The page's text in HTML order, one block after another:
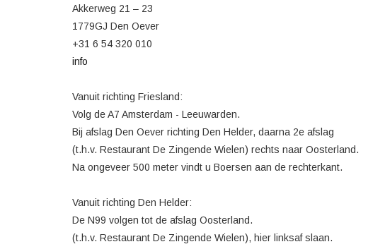
Akkerweg 21 – 23
1779GJ Den Oever
+31 6 54 320 010
info
Vanuit richting Friesland:
Volg de A7 Amsterdam - Leeuwarden.
Bij afslag Den Oever richting Den Helder, daarna 2e afslag
(t.h.v. Restaurant De Zingende Wielen) rechts naar Oosterland.
Na ongeveer 500 meter vindt u Boersen aan de rechterkant.
Vanuit richting Den Helder:
De N99 volgen tot de afslag Oosterland.
(t.h.v. Restaurant De Zingende Wielen), hier linksaf slaan.